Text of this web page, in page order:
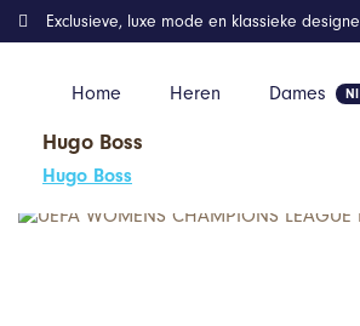
Home Heren Dames
Exclusieve, luxe mode en klassieke
Hugo Boss
Hugo Boss
Home Kleding